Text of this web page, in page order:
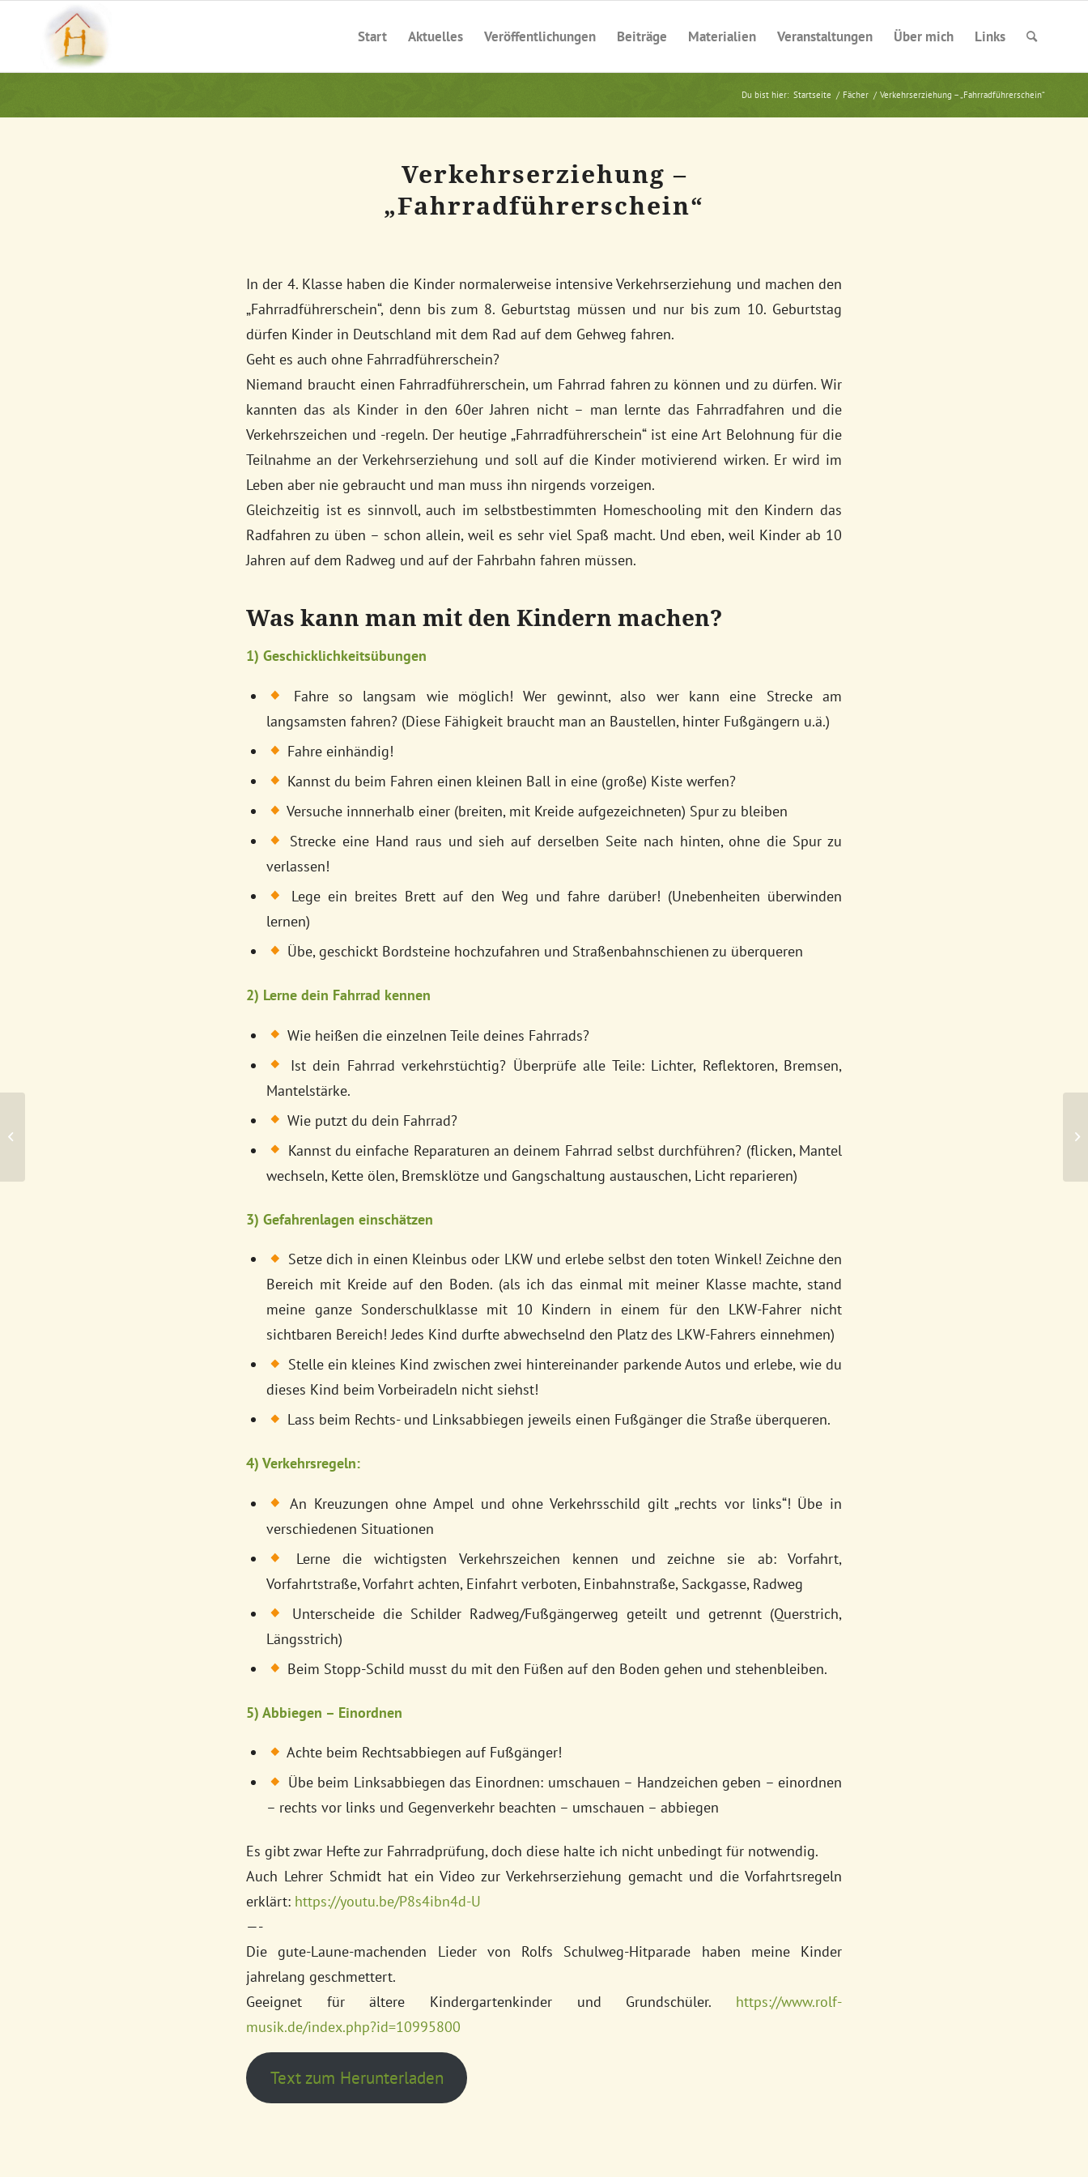
Start Aktuelles Veröffentlichungen Beiträge Materialien Veranstaltungen Über mich Links
Du bist hier: Startseite / Fächer / Verkehrserziehung – „Fahrradführerschein“
Verkehrserziehung –
„Fahrradführerschein“
In der 4. Klasse haben die Kinder normalerweise intensive Verkehrserziehung und machen den
„Fahrradführerschein“, denn bis zum 8. Geburtstag müssen und nur bis zum 10. Geburtstag
dürfen Kinder in Deutschland mit dem Rad auf dem Gehweg fahren.
Geht es auch ohne Fahrradführerschein?
Niemand braucht einen Fahrradführerschein, um Fahrrad fahren zu können und zu dürfen. Wir
kannten das als Kinder in den 60er Jahren nicht – man lernte das Fahrradfahren und die
Verkehrszeichen und -regeln. Der heutige „Fahrradführerschein“ ist eine Art Belohnung für die
Teilnahme an der Verkehrserziehung und soll auf die Kinder motivierend wirken. Er wird im
Leben aber nie gebraucht und man muss ihn nirgends vorzeigen.
Gleichzeitig ist es sinnvoll, auch im selbstbestimmten Homeschooling mit den Kindern das
Radfahren zu üben – schon allein, weil es sehr viel Spaß macht. Und eben, weil Kinder ab 10
Jahren auf dem Radweg und auf der Fahrbahn fahren müssen.
Was kann man mit den Kindern machen?
1) Geschicklichkeitsübungen
Fahre so langsam wie möglich! Wer gewinnt, also wer kann eine Strecke am
langsamsten fahren? (Diese Fähigkeit braucht man an Baustellen, hinter Fußgängern u.ä.)
Fahre einhändig!
Kannst du beim Fahren einen kleinen Ball in eine (große) Kiste werfen?
Versuche innnerhalb einer (breiten, mit Kreide aufgezeichneten) Spur zu bleiben
Strecke eine Hand raus und sieh auf derselben Seite nach hinten, ohne die Spur zu
verlassen!
Lege ein breites Brett auf den Weg und fahre darüber! (Unebenheiten überwinden
lernen)
Übe, geschickt Bordsteine hochzufahren und Straßenbahnschienen zu überqueren
2) Lerne dein Fahrrad kennen
Wie heißen die einzelnen Teile deines Fahrrads?
Ist dein Fahrrad verkehrstüchtig? Überprüfe alle Teile: Lichter, Reflektoren, Bremsen,
Mantelstärke.
Wie putzt du dein Fahrrad?
Kannst du einfache Reparaturen an deinem Fahrrad selbst durchführen? (flicken, Mantel
wechseln, Kette ölen, Bremsklötze und Gangschaltung austauschen, Licht reparieren)
3) Gefahrenlagen einschätzen
Setze dich in einen Kleinbus oder LKW und erlebe selbst den toten Winkel! Zeichne den
Bereich mit Kreide auf den Boden. (als ich das einmal mit meiner Klasse machte, stand
meine ganze Sonderschulklasse mit 10 Kindern in einem für den LKW-Fahrer nicht
sichtbaren Bereich! Jedes Kind durfte abwechselnd den Platz des LKW-Fahrers einnehmen)
Stelle ein kleines Kind zwischen zwei hintereinander parkende Autos und erlebe, wie du
dieses Kind beim Vorbeiradeln nicht siehst!
Lass beim Rechts- und Linksabbiegen jeweils einen Fußgänger die Straße überqueren.
4) Verkehrsregeln:
An Kreuzungen ohne Ampel und ohne Verkehrsschild gilt „rechts vor links“! Übe in
verschiedenen Situationen
Lerne die wichtigsten Verkehrszeichen kennen und zeichne sie ab: Vorfahrt,
Vorfahrtstraße, Vorfahrt achten, Einfahrt verboten, Einbahnstraße, Sackgasse, Radweg
Unterscheide die Schilder Radweg/Fußgängerweg geteilt und getrennt (Querstrich,
Längsstrich)
Beim Stopp-Schild musst du mit den Füßen auf den Boden gehen und stehenbleiben.
5) Abbiegen – Einordnen
Achte beim Rechtsabbiegen auf Fußgänger!
Übe beim Linksabbiegen das Einordnen: umschauen – Handzeichen geben – einordnen
– rechts vor links und Gegenverkehr beachten – umschauen – abbiegen
Es gibt zwar Hefte zur Fahrradprüfung, doch diese halte ich nicht unbedingt für notwendig.
Auch Lehrer Schmidt hat ein Video zur Verkehrserziehung gemacht und die Vorfahrtsregeln
erklärt: https://youtu.be/P8s4ibn4d-U
—-
Die gute-Laune-machenden Lieder von Rolfs Schulweg-Hitparade haben meine Kinder
jahrelang geschmettert.
Geeignet für ältere Kindergartenkinder und Grundschüler. https://www.rolf-
musik.de/index.php?id=10995800
Text zum Herunterladen